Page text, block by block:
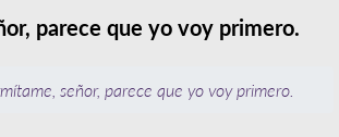
parece que yo voy primero.
señor, parece que yo voy primero.